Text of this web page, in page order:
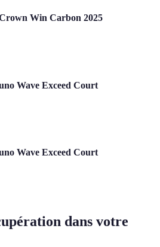
Win Carbon 2025
Wave Exceed Court
Wave Exceed Court
dans votre